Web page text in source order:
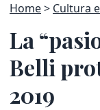
Home Cultura
La
Belli
2019